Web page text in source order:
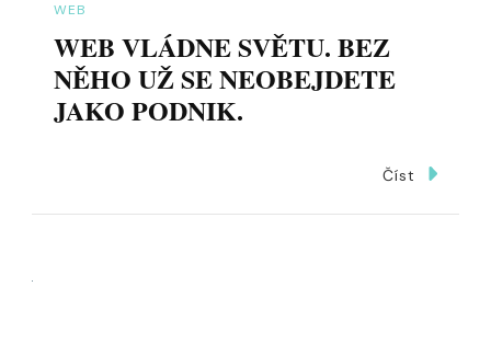
WEB
WEB VLÁDNE SVĚTU. BEZ
NĚHO UŽ SE NEOBEJDETE
JAKO PODNIK.
Číst